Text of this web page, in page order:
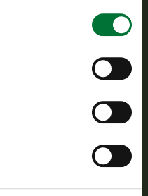
förvaltningsuppgifter